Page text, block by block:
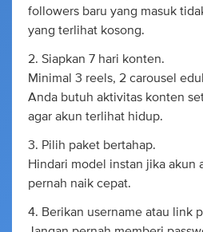
followers baru yang masuk
yang terlihat kosong.
2. Siapkan 7 hari konten.
Minimal 3 reels, 2 carousel
Anda butuh aktivitas konten
agar akun terlihat hidup.
3. Pilih paket bertahap.
Hindari model instan jika akun
pernah naik cepat.
4. Berikan username atau link